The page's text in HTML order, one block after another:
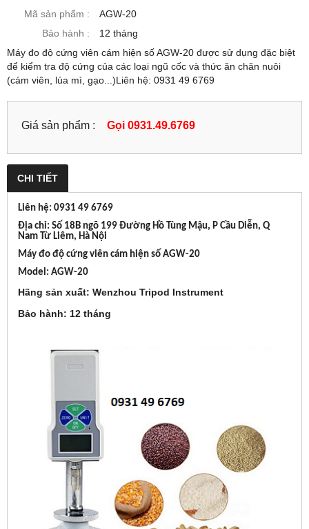
Mã sản phẩm :
AGW-20
Bảo hành :
12 tháng
Máy đo độ cứng viên cám hiện số AGW-20 được sử dụng đặc biệt
để kiểm tra độ cứng của các loại ngũ cốc và thức ăn chăn nuôi
(cám viên, lúa mì, gạo...)Liên hệ: 0931 49 6769
Giá sản phẩm : Gọi 0931.49.6769
CHI TIẾT
Liên hệ: 0931 49 6769
Địa chỉ: Số 18B ngõ 199 Đường Hồ Tùng Mậu, P Cầu Diễn, Q
Nam Từ Liêm, Hà Nội
Máy đo độ cứng viên cám hiện số AGW-20
Model: AGW-20
Hãng sản xuất: Wenzhou Tripod Instrument
Bảo hành: 12 tháng